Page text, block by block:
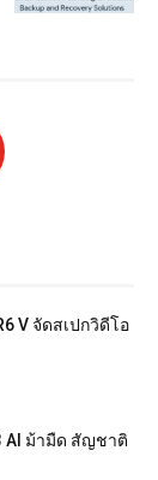
V จัดสเปกวิดีโอ
AI ม้ามืด สัญชาติ